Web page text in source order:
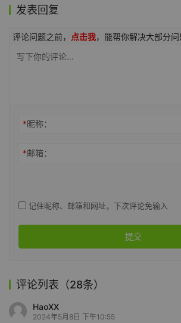
发表回复
评论问题之前， 点击我，能帮你解决大部分问
*昵称：
*邮箱：
记住昵称、邮箱和网址，下次评论免输入
提交
评论列表（28条）
HaoXX
2024年5月8日 下午10:55